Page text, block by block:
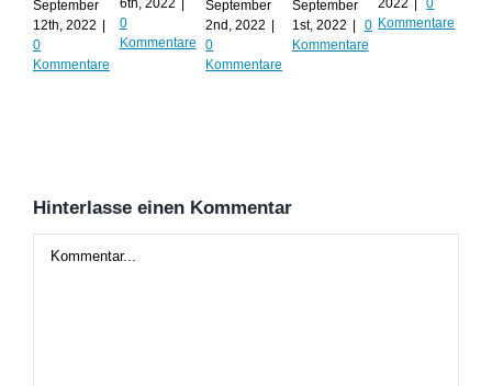
September
12th, 2022 |
0
Kommentare
0
Kommentare
September
2nd, 2022 |
0
Kommentare
September
1st, 2022 |
0
Kommentare
Kommentare
Hinterlasse einen Kommentar